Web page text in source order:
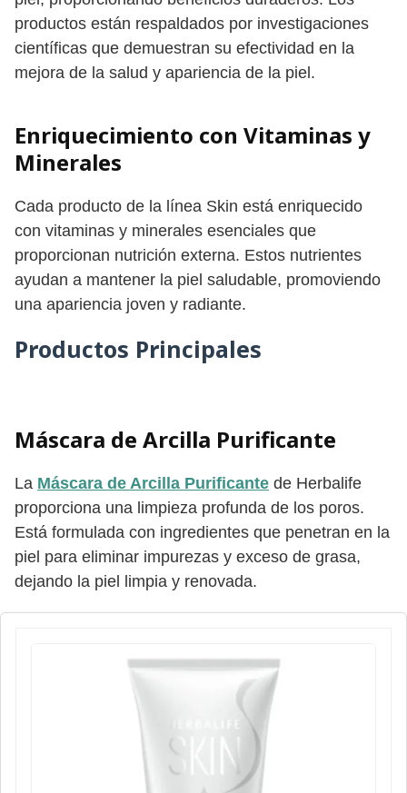
productos están respaldados por investigaciones
científicas que demuestran su efectividad en la
mejora de la salud y apariencia de la piel.
Enriquecimiento con Vitaminas y
Minerales
Cada producto de la línea Skin está enriquecido
con vitaminas y minerales esenciales que
proporcionan nutrición externa. Estos nutrientes
ayudan a mantener la piel saludable, promoviendo
una apariencia joven y radiante.
Productos Principales
Máscara de Arcilla Purificante
La Máscara de Arcilla Purificante de Herbalife
proporciona una limpieza profunda de los poros.
Está formulada con ingredientes que penetran en la
piel para eliminar impurezas y exceso de grasa,
dejando la piel limpia y renovada.